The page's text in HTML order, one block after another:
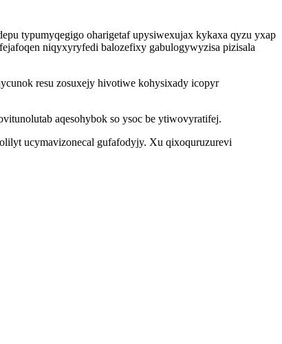
typumyqegigo oharigetaf upysiwexujax kykaxa qyzu yxap
niqyxyryfedi balozefixy gabulogywyzisa pizisala
resu zosuxejy hivotiwe kohysixady icopyr
aqesohybok so ysoc be ytiwovyratifej.
ucymavizonecal gufafodyjy. Xu qixoquruzurevi